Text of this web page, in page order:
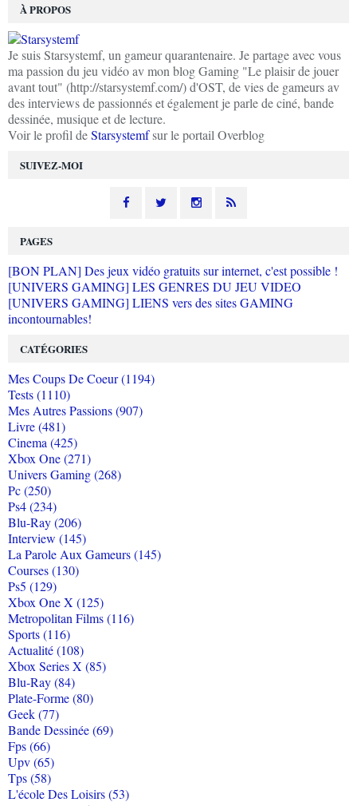
SUIVEZ-MOI
À PROPOS
Je suis Starsystemf, un gameur quarantenaire. Je partage avec vous
ma passion du jeu vidéo av mon blog Gaming "Le plaisir de jouer
avant tout" (http://starsystemf.com/) d'OST, de vies de gameurs av
des interviews de passionnés et également je parle de ciné, bande
dessinée, musique et de lecture.
Voir le profil deStarsystemfsur le portail Overblog
PAGES
[BON PLAN] Des jeux vidéo gratuits sur internet, c'est possible !
[UNIVERS GAMING] LES GENRES DU JEU VIDEO
[UNIVERS GAMING] LIENS vers des sites GAMING
incontournables!
CATÉGORIES
Mes Coups De Coeur (1194)
Tests (1110)
Mes Autres Passions (907)
Livre (481)
Cinema (425)
Xbox One (271)
Univers Gaming (268)
Pc (250)
Ps4 (234)
Blu-Ray (206)
Interview (145)
La Parole Aux Gameurs (145)
Courses (130)
Ps5 (129)
Xbox One X (125)
Metropolitan Films (116)
Sports (116)
Actualité (108)
Xbox Series X (85)
Blu-Ray (84)
Plate-Forme (80)
Geek (77)
Bande Dessinée (69)
Fps (66)
Upv (65)
Tps (58)
L'école Des Loisirs (53)